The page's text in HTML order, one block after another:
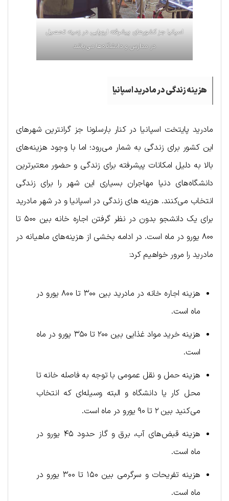
اسپانیا جز کشورهای پیشرفته اروپایی در زمینه تحصیل
در مدارس و دانشگاه‌ها می‌باشد
هزینه زندگی در مادرید اسپانیا
مادرید پایتخت اسپانیا در کنار بارسلونا جز گرانترین شهرهای
این کشور برای زندگی به شمار می‌رود؛ اما با وجود هزینه‌های
بالا به دلیل امکانات پیشرفته برای زندگی و حضور معتبرترین
دانشگاه‌های دنیا مهاجران بسیاری این شهر را برای زندگی
انتخاب می‌کنند. هزینه های زندگی در اسپانیا و در شهر مادرید
برای یک دانشجو بدون در نظر گرفتن اجاره خانه بین ۵۰۰ تا
۸۰۰ یورو در ماه است. در ادامه بخشی از هزینه‌های ماهیانه در
مادرید را مرور خواهیم کرد:
هزینه اجاره خانه در مادرید بین ۳۰۰ تا ۸۰۰ یورو در
ماه است.
هزینه خرید مواد غذایی بین ۲۰۰ تا ۳۵۰ یورو در ماه
است.
هزینه حمل و نقل عمومی با توجه به فاصله خانه تا
محل کار یا دانشگاه و البته وسیله‌ای که انتخاب
می‌کنید بین ۲ تا ۹۰ یورو در ماه است.
هزینه قبض‌های آب، برق و گاز حدود ۴۵ یورو در
ماه است.
هزینه تفریحات و سرگرمی بین ۱۵۰ تا ۳۰۰ یورو در
ماه است.